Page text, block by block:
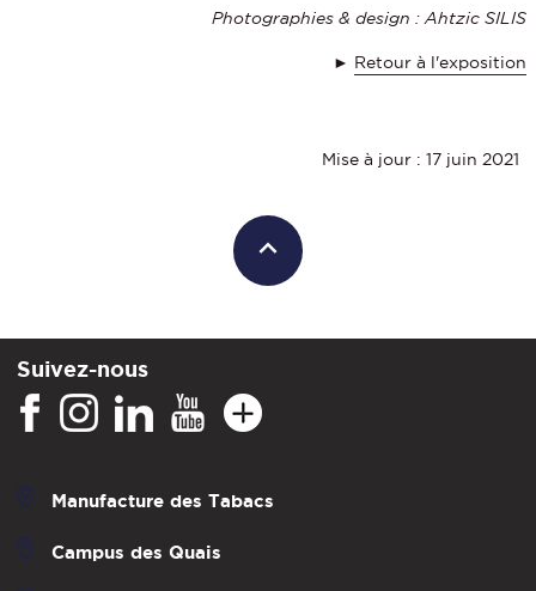
Photographies & design : Ahtzic SILIS
► Retour à l'exposition
Mise à jour : 17 juin 2021
Suivez-nous
Manufacture des Tabacs
Campus des Quais